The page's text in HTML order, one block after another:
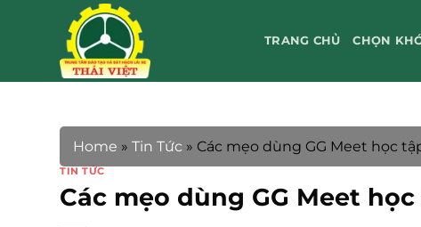
TRANG CHỦ CHỌN
Home » Tin Tức » Các mẹo dùng GG Meet học
TIN TỨC
Các mẹo dùng GG Meet